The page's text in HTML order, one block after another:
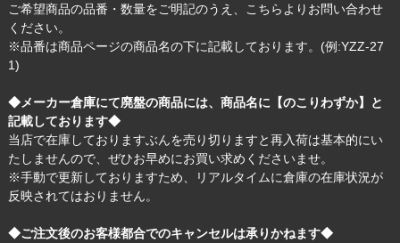
ご希望商品の品番・数量をご明記のうえ、
こちら よりお問い合わせ
ください。
※品番は商品ページの商品名の下に記載しております。(例:YZZ-27
1)
◆メーカー倉庫にて廃盤の商品には、商品名に【のこりわずか】と
記載しております◆
当店で在庫しておりますぶんを売り切りますと再入荷は基本的にい
たしませんので、ぜひお早めにお買い求めくださいませ。
※手動で更新しておりますため、リアルタイムに倉庫の在庫状況が
反映されてはおりません。
◆ご注文後のお客様都合でのキャンセルは承りかねます◆